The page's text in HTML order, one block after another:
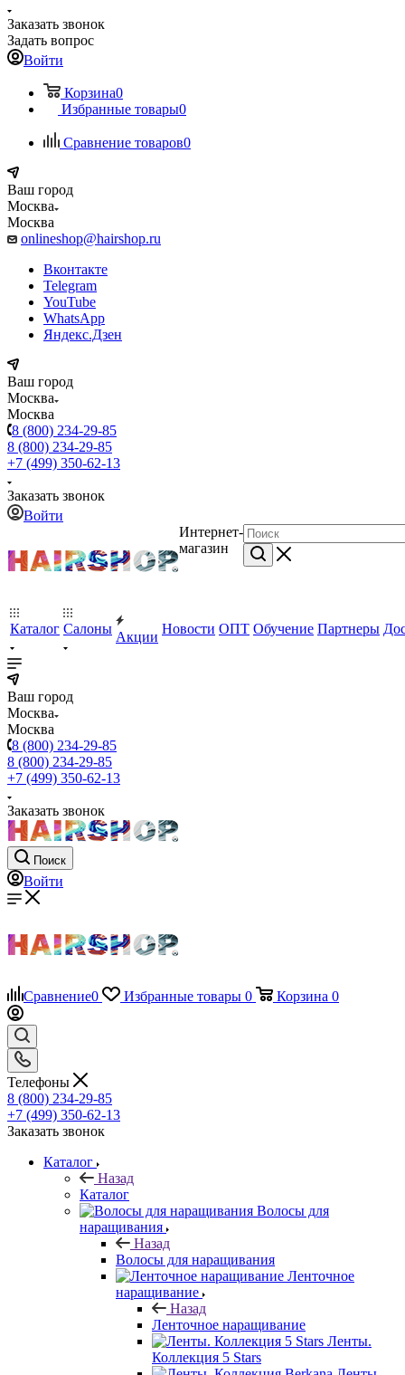
Заказать звонок
Задать вопрос
Войти
Корзина0
Избранные товары0
Сравнение товаров0
Ваш город
Москва
Москва
onlineshop@hairshop.ru
Вконтакте
Telegram
YouTube
WhatsApp
Яндекс.Дзен
Ваш город
Москва
Москва
8 (800) 234-29-85
8 (800) 234-29-85
+7 (499) 350-62-13
Заказать звонок
Войти
Интернет-
магазин
Каталог Салоны
Акции
Новости ОПТ Обучение Партнеры
Ваш город
Москва
Москва
8 (800) 234-29-85
8 (800) 234-29-85
+7 (499) 350-62-13
Заказать звонок
Поиск
Войти
Сравнение0 Избранные товары 0 Корзина 0
Телефоны
8 (800) 234-29-85
+7 (499) 350-62-13
Заказать звонок
Каталог
Назад
Каталог
Волосы для
наращивания
Назад
Волосы для наращивания
Ленточное
наращивание
Назад
Ленточное наращивание
Ленты.
Коллекция 5 Stars